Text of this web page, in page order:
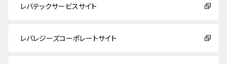
レバテックサービスサイト
レバレジーズコーポレートサイト